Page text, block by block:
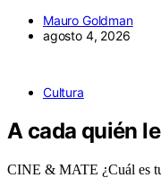
Mauro Goldman
agosto 4, 2026
Cultura
A cada quién
CINE & MATE ¿Cuál es